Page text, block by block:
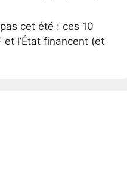
cet été : ces 10
l’État financent (et